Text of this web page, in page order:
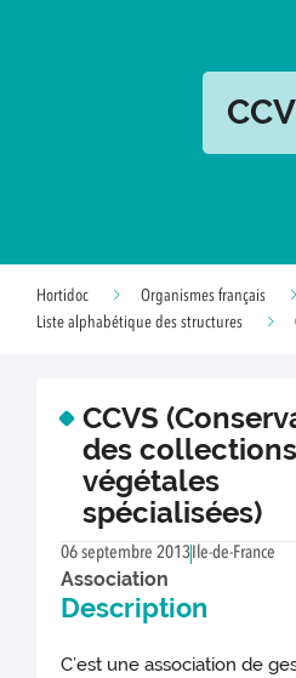
Hortidoc
Organismes français
Liste alphabétique des structures
CCVS
des collections
végétales
spécialisées)
06 septembre 2013Ile-de-France
Association
Description
C’est une association de